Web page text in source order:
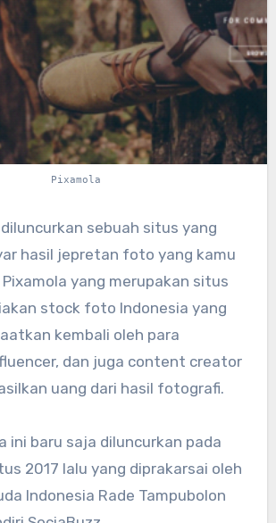
Pixamola
sebuah situs yang
hasil jepretan foto yang kamu
yang merupakan situs
stock foto Indonesia yang
kembali oleh para
dan juga content creator
uang dari hasil fotografi.
ini baru saja diluncurkan pada
2017 lalu yang diprakarsai oleh
Indonesia Rade Tampubolon